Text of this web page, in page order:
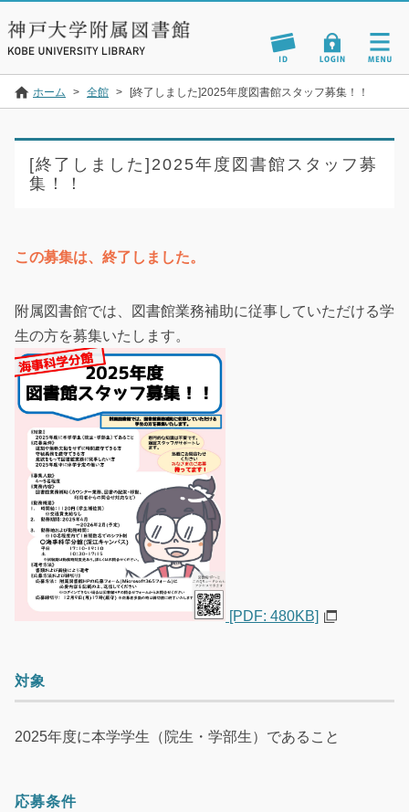
ホーム > 全館 > [終了しました]2025年度図書館スタッフ募集！！
[終了しました]2025年度図書館スタッフ募
集！！
この募集は、終了しました。
附属図書館では、図書館業務補助に従事していただける学
生の方を募集いたします。
[PDF: 480KB]
対象
2025年度に本学学生（院生・学部生）であること
応募条件